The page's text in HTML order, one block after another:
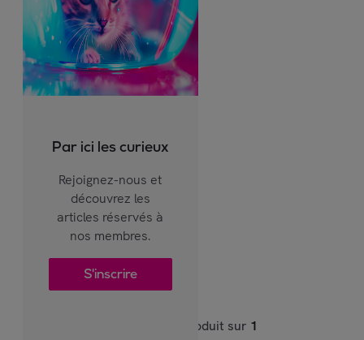
Par ici les curieux
Rejoignez-nous et
découvrez les
articles réservés à
nos membres.
S'inscrire
produit sur 1